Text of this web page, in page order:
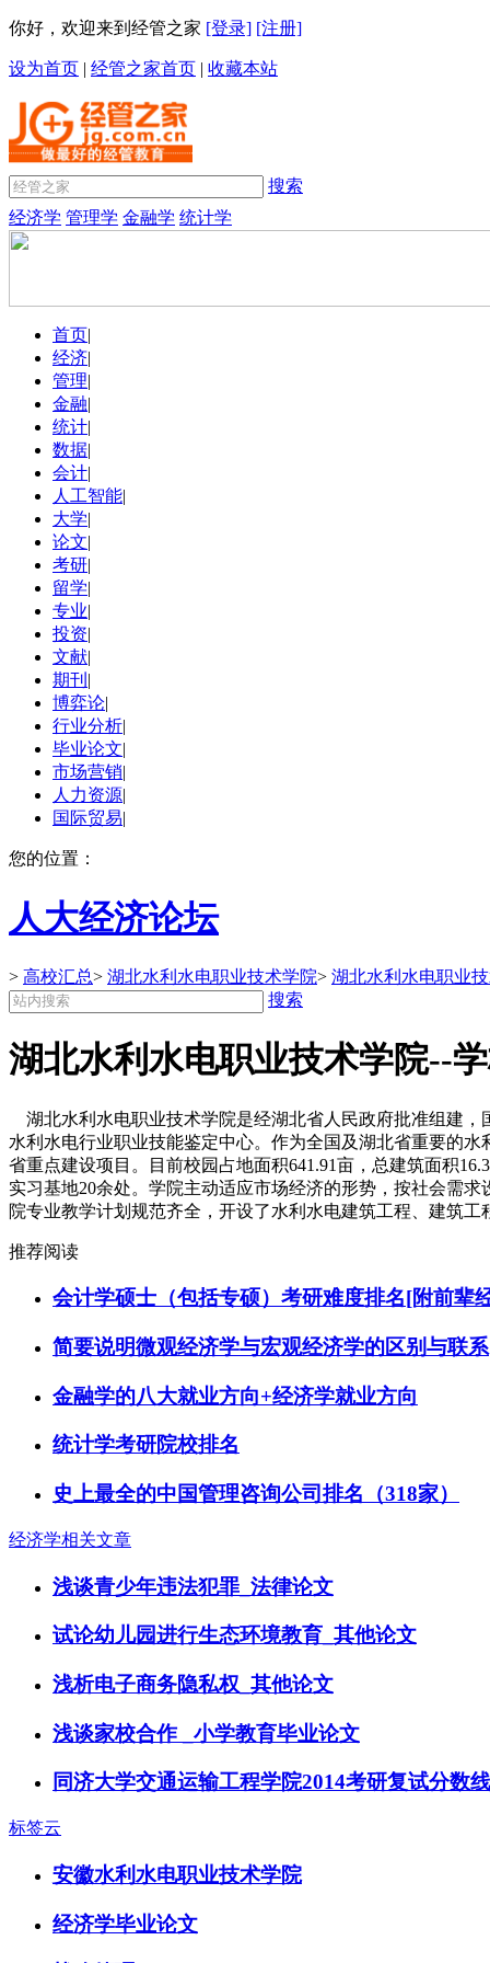
你好，欢迎来到经管之家 [登录] [注册]
设为首页 | 经管之家首页 | 收藏本站
搜索
经济学 管理学 金融学 统计学
首页|
经济|
管理|
金融|
统计|
数据|
会计|
人工智能|
大学|
论文|
考研|
留学|
专业|
投资|
文献|
期刊 |
博弈论|
行业分析|
毕业论文|
市场营销|
人力资源|
国际贸易|
您的位置：
人大经济论坛
> 高校汇总> 湖北水利水电职业技术学院> 湖北水利水电职业
搜索
湖北水利水电职业技术学院--
湖北水利水电职业技术学院是经湖北省人民政府批准组建，
水利水电行业职业技能鉴定中心。作为全国及湖北省重要的
省重点建设项目。目前校园占地面积641.91亩，总建筑面积
实习基地20余处。学院主动适应市场经济的形势，按社会需
院专业教学计划规范齐全，开设了水利水电建筑工程、建筑
推荐阅读
会计学硕士（包括专硕）考研难度排名[附前辈
简要说明微观经济学与宏观经济学的区别与联系
金融学的八大就业方向+经济学就业方向
统计学考研院校排名
史上最全的中国管理咨询公司排名（318家）
经济学相关文章
浅谈青少年违法犯罪_法律论文
试论幼儿园进行生态环境教育_其他论文
浅析电子商务隐私权_其他论文
浅谈家校合作 _小学教育毕业论文
同济大学交通运输工程学院2014考研复试分数
标签云
安徽水利水电职业技术学院
经济学毕业论文